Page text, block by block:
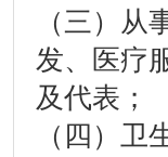
（三）
发、医疗
及代表；
（四）